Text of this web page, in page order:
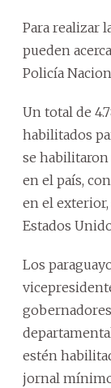
Para realizar
pueden
Policía
Un total de
habilitados
se habilitaron
en el país,
en el
Estados
Los
estén
jornal